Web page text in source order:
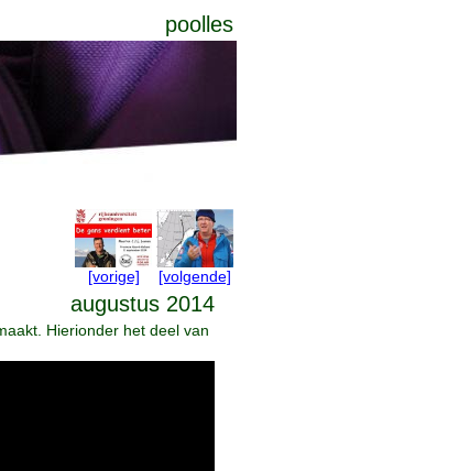
poolles
[vorige] [volgende]
augustus 2014
Hierionder het deel van